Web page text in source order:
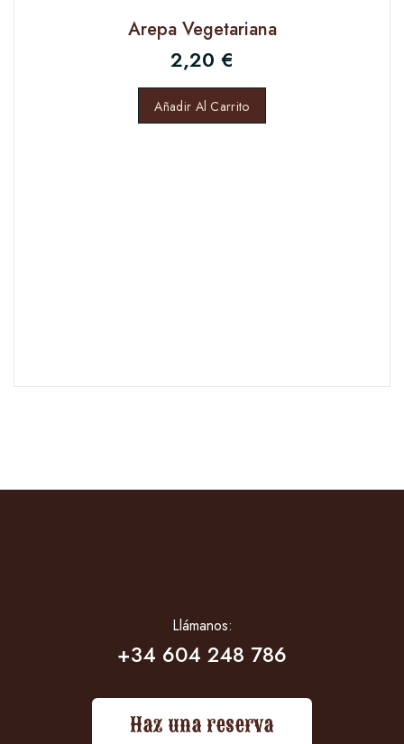
Arepa Vegetariana
2,20 €
Añadir Al Carrito
Llámanos:
+34 604 248 786
Haz una reserva